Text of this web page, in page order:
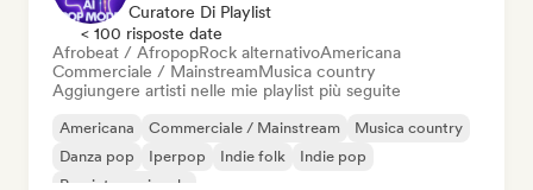
Curatore Di Playlist
< 100 risposte date
Afrobeat / AfropopRock alternativoAmericana
Commerciale / MainstreamMusica country
Aggiungere artisti nelle mie playlist più seguite
Americana Commerciale / Mainstream
Musica country
Danza pop
Iperpop Indie folk
Indie pop
Pop internazionale